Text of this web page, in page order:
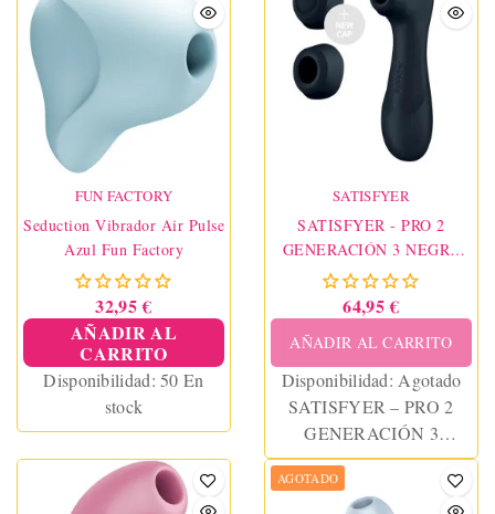
FUN FACTORY
Seduction Vibrador Air Pulse
Azul Fun Factory
32,95 €
AÑADIR AL
CARRITO
Disponibilidad:50 En
stock
SATISFYER
SATISFYER - PRO 2
GENERACIÓN 3 NEGRO
BLUETOOTH & APP
64,95 €
AÑADIR AL CARRITO
Disponibilidad: Agotado
SATISFYER – PRO 2
GENERACIÓN 3
BLACK BLUETOOTH &
AGOTADO